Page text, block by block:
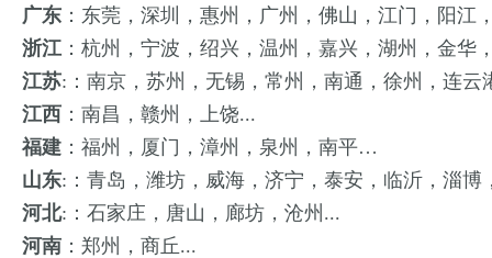
广东 ：东莞，深圳，惠州，广州，佛山，江门，阳江
浙江 ：杭州，宁波，绍兴，温州，嘉兴，湖州，金
江苏:：南京，苏州，无锡，常州，南通，徐州，连
江西 ：南昌，赣州，上饶...
福建 ：福州，厦门，漳州，泉州，南平…
山东:：青岛，潍坊，威海，济宁，泰安，临沂，淄
河北:：石家庄，唐山，廊坊，沧州...
河南 ：郑州，商丘...